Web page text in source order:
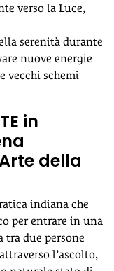
verso la Luce,
serenità durante
nuove energie
vecchi schemi
in
della
indiana che
per entrare in una
tra due persone
l’ascolto,